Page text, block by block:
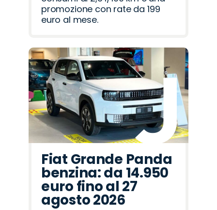
promozione con rate da 199
euro al mese.
Fiat Grande Panda
benzina: da 14.950
euro fino al 27
agosto 2026